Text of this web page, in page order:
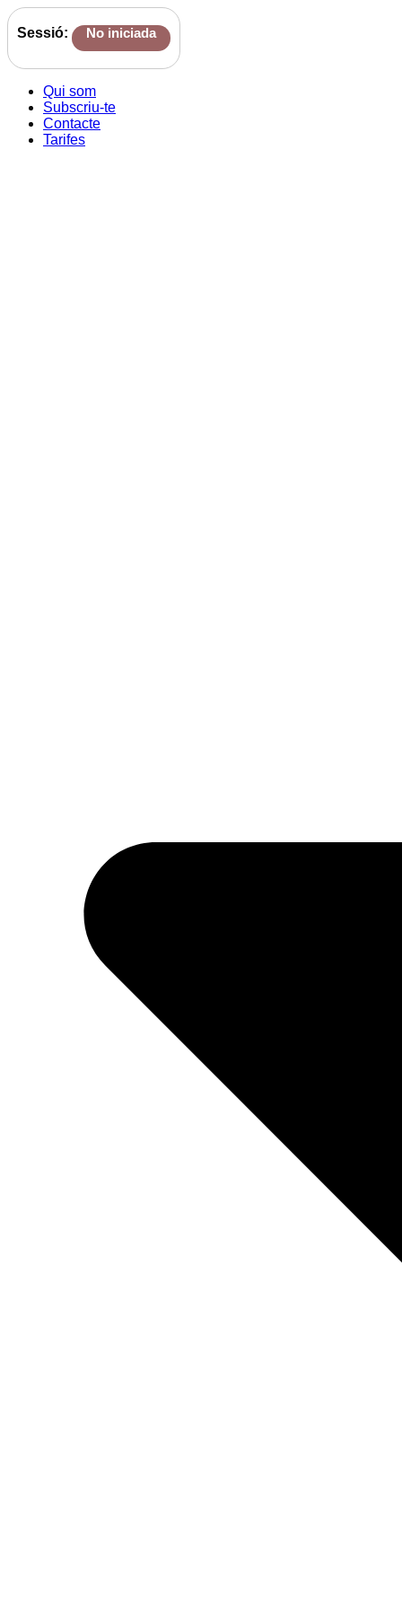
Sessió: No iniciada
Qui som
Subscriu-te
Contacte
Tarifes